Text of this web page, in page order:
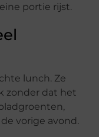
portie rijst.
lunch. Ze
zonder dat het
vorige avond.